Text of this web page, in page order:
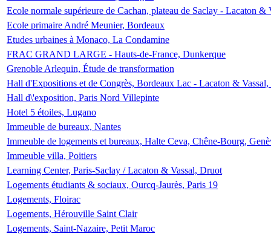
Ecole normale supérieure de Cachan, plateau de Saclay - Lacaton &
Ecole primaire André Meunier, Bordeaux
Etudes urbaines à Monaco, La Condamine
FRAC GRAND LARGE - Hauts-de-France, Dunkerque
Grenoble Arlequin, Étude de transformation
Hall d'Expositions et de Congrès, Bordeaux Lac - Lacaton &
Hall d\'exposition, Paris Nord Villepinte
Hotel 5 étoiles, Lugano
Immeuble de bureaux, Nantes
Immeuble de logements et bureaux, Halte Ceva, Chêne-Bourg,
Immeuble villa, Poitiers
Learning Center, Paris-Saclay / Lacaton & Vassal, Druot
Logements étudiants & sociaux, Ourcq-Jaurès, Paris 19
Logements, Floirac
Logements, Hérouville Saint Clair
Logements, Saint-Nazaire, Petit Maroc